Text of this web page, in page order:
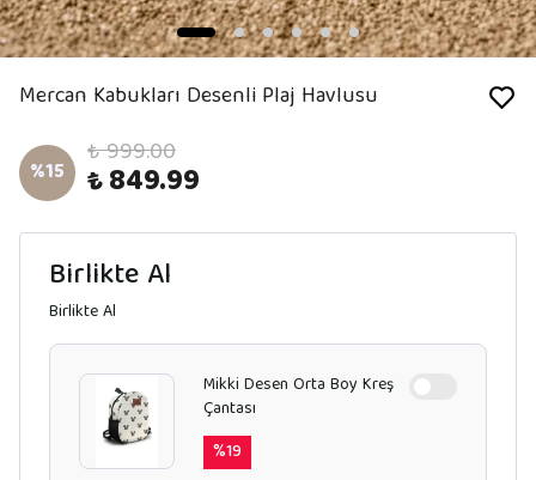
Mercan Kabukları Desenli Plaj Havlusu
%15 ₺ 999.00
₺ 849.99
Birlikte Al
Birlikte Al
Mikki Desen Orta Boy Kreş
Çantası
%19